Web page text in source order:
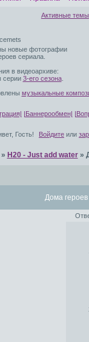
Активные темы
новые фотографии
сериала.
в видеоархиве:
серии 3-его сезона.
музыкальные
|Баннерообмен|
Гость! Войдите или
» H20 - Just add water »
Дома героев